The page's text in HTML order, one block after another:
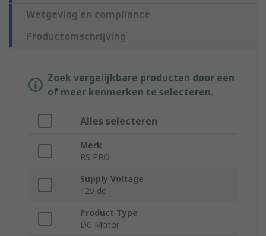
Wetgeving en compliance
Productomschrijving
Zoek vergelijkbare producten door een
of meer kenmerken te selecteren.
Alles selecteren
Merk
RS PRO
Supply Voltage
12V dc
Product Type
DC Motor